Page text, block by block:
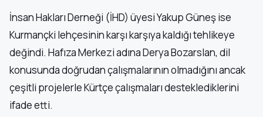
İnsan Hakları Derneği (İHD) üyesi Yakup Güneş ise
Kurmançki lehçesinin karşı karşıya kaldığı tehlikeye
değindi. Hafıza Merkezi adına Derya Bozarslan, dil
konusunda doğrudan çalışmalarının olmadığını ancak
çeşitli projelerle Kürtçe çalışmaları desteklediklerini
ifade etti.